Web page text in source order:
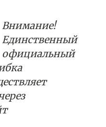
Внимание!
Единственный
официальный